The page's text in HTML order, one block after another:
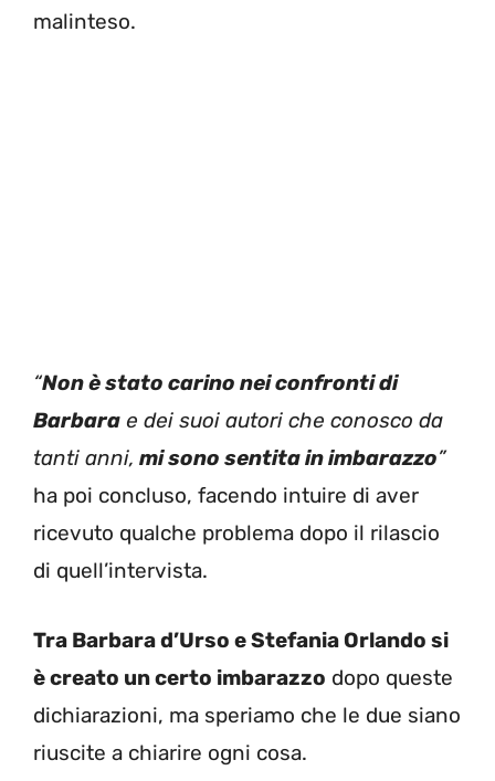
malinteso.
“Non è stato carino nei confronti di
Barbara e dei suoi autori che conosco da
tanti anni, mi sono sentita in imbarazzo”
ha poi concluso, facendo intuire di aver
ricevuto qualche problema dopo il rilascio
di quell’intervista.
Tra Barbara d’Urso e Stefania Orlando si
è creato un certo imbarazzo dopo queste
dichiarazioni, ma speriamo che le due siano
riuscite a chiarire ogni cosa.